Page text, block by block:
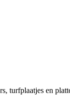
turfplaatjes en